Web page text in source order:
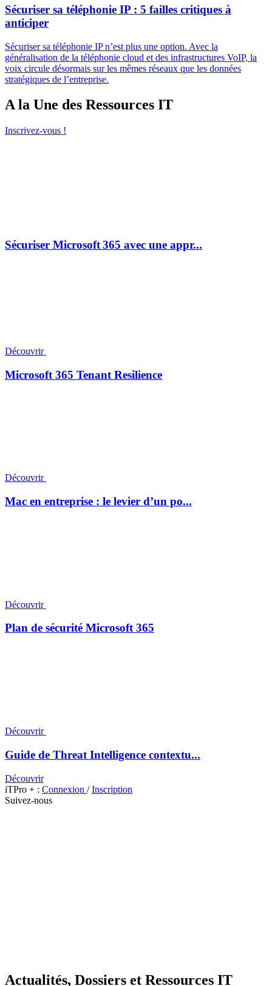
Sécuriser sa téléphonie IP : 5 failles critiques à
anticiper
Sécuriser sa téléphonie IP n’est plus une option. Avec la
généralisation de la téléphonie cloud et des infrastructures VoIP, la
voix circule désormais sur les mêmes réseaux que les données
stratégiques de l’entreprise.
A la Une des Ressources IT
Inscrivez-vous !
Sécuriser Microsoft 365 avec une appr...
Découvrir
Microsoft 365 Tenant Resilience
Découvrir
Mac en entreprise : le levier d’un po...
Découvrir
Plan de sécurité Microsoft 365
Découvrir
Guide de Threat Intelligence contextu...
Découvrir
iTPro + : Connexion /Inscription
Suivez-nous
Actualités, Dossiers et Ressources IT